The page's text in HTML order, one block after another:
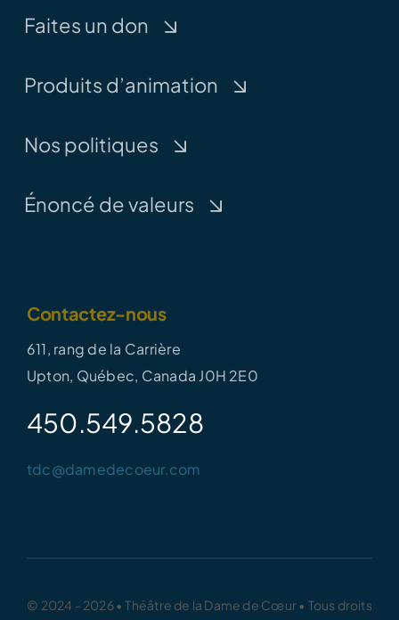
Faites un don
Produits d’animation
Nos politiques
Énoncé de valeurs
Contactez-nous
611, rang de la Carrière
Upton, Québec, Canada J0H 2E0
450.549.5828
tdc@damedecoeur.com
© 2024 - 2026 • Théâtre de la Dame de Cœur • Tous droits